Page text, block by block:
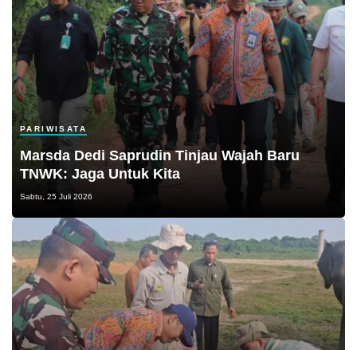
PARIWISATA
Marsda Dedi Saprudin Tinjau Wajah Baru
TNWK: Jaga Untuk Kita
Sabtu, 25 Juli 2026